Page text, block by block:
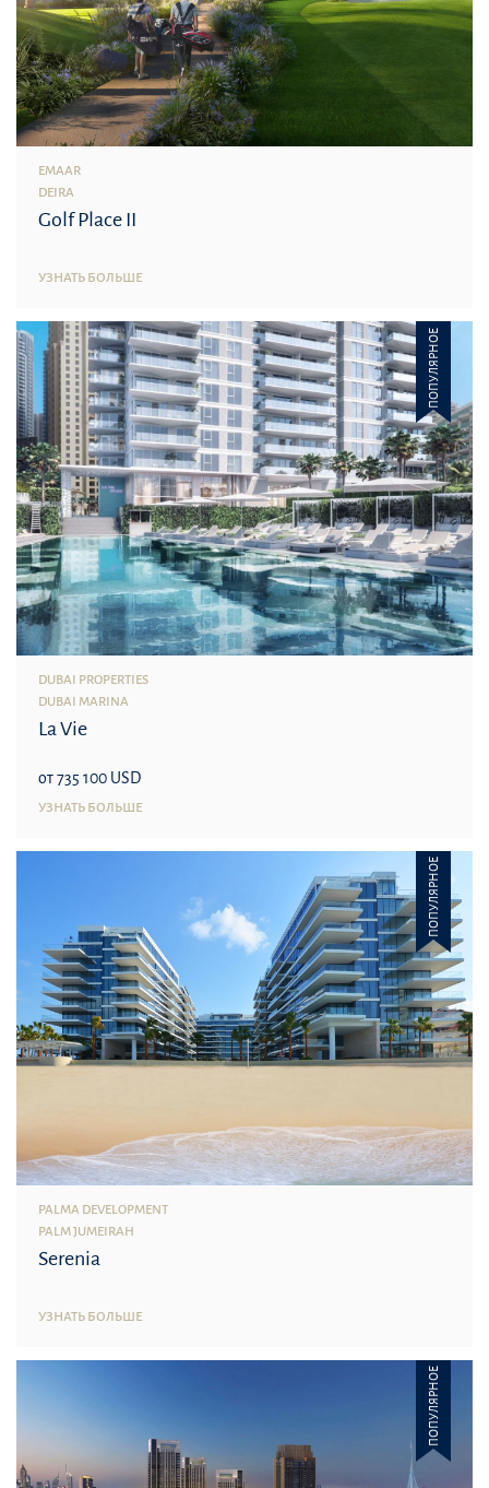
EMAAR
DEIRA
Golf Place II
УЗНАТЬ БОЛЬШЕ
ПОПУЛЯРНОЕ
DUBAI PROPERTIES
DUBAI MARINA
La Vie
от 735 100 USD
УЗНАТЬ БОЛЬШЕ
ПОПУЛЯРНОЕ
PALMA DEVELOPMENT
PALM JUMEIRAH
Serenia
УЗНАТЬ БОЛЬШЕ
ПОПУЛЯРНОЕ